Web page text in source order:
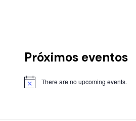
Próximos eventos
There are no upcoming events.